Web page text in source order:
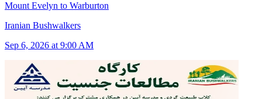
Mount Evelyn to Warburton
Iranian Bushwalkers
Sep 6, 2026 at 9:00 AM